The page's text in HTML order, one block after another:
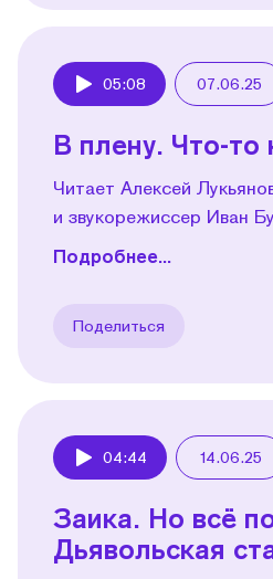
05:08 07.06.25
В плену. Что-то
Читает Алексей
и звукорежиссер Иван
Подробнее...
Поделиться
04:44 14.06.25
Заика. Но всё
Дьявольская